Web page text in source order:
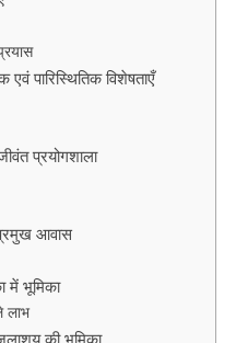
पारिस्थितिक विशेषताएँ
प्रयोगशाला
प्रमुख आवास
में भूमिका
लाभ